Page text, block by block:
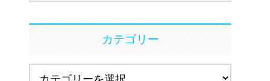
カテゴリー